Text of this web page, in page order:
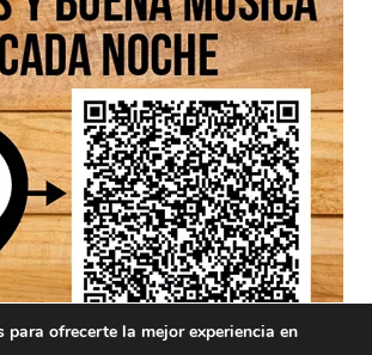
para ofrecerte la mejor experiencia en